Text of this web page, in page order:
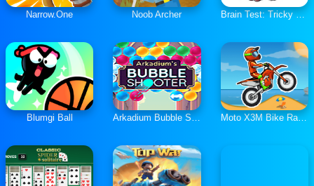
Narrow.One Noob Archer Brain Test: Tricky Puzzles
Blumgi Ball Arkadium Bubble Shooter Moto X3M Bike Race Game